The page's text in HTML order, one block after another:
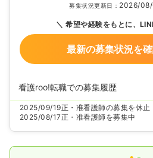
募集状況更新日： 2026/08/
希望や経験をもとに、
最新の募集状況を
看護roo!転職での募集履歴
2025/09/19正・准看護師の募集を休止
2025/08/17正・准看護師を募集中